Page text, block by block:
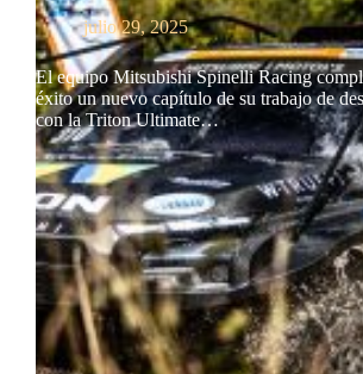
julio 29, 2025
El equipo Mitsubishi Spinelli Racing
éxito un nuevo capítulo de su trabajo de
con la Triton Ultimate…